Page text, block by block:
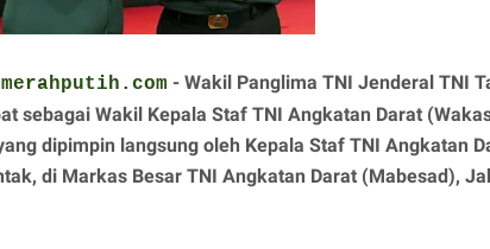
- Wakil Panglima TNI Jenderal TNI
sebagai Wakil Kepala Staf TNI Angkatan Darat
dipimpin langsung oleh Kepala Staf TNI Angkatan
di Markas Besar TNI Angkatan Darat (Mabesad),